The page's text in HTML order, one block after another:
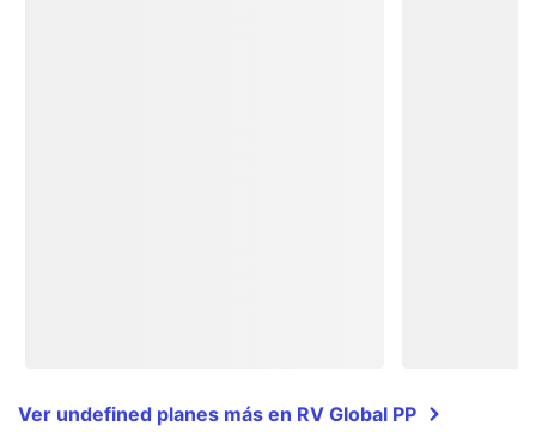
Ver undefined planes más en RV Global PP